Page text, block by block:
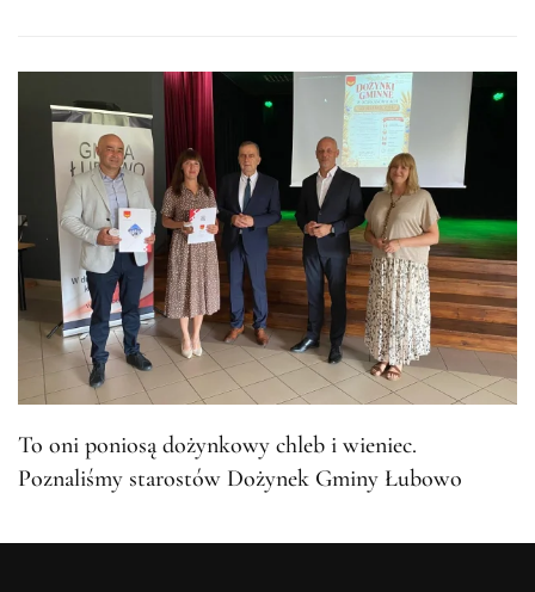
To oni poniosą dożynkowy chleb i wieniec.
Poznaliśmy starostów Dożynek Gminy Łubowo